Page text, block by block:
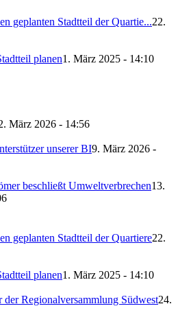
geplanten Stadtteil der Quartie...22.
planen1. März 2025 - 14:10
März 2026 - 14:56
unserer BI9. März 2026 -
beschließt Umweltverbrechen13.
geplanten Stadtteil der Quartiere22.
planen1. März 2025 - 14:10
Regionalversammlung Südwest24.